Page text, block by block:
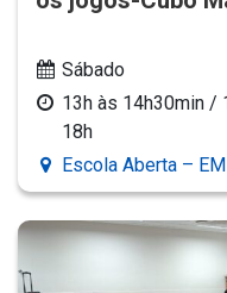
Sábado
13h às 14h30min /
18h
Escola Aberta –